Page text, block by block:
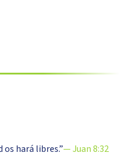
os hará libres.”— Juan 8:32